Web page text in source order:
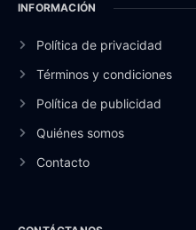
INFORMACIÓN
Política de privacidad
Términos y condiciones
Política de publicidad
Quiénes somos
Contacto